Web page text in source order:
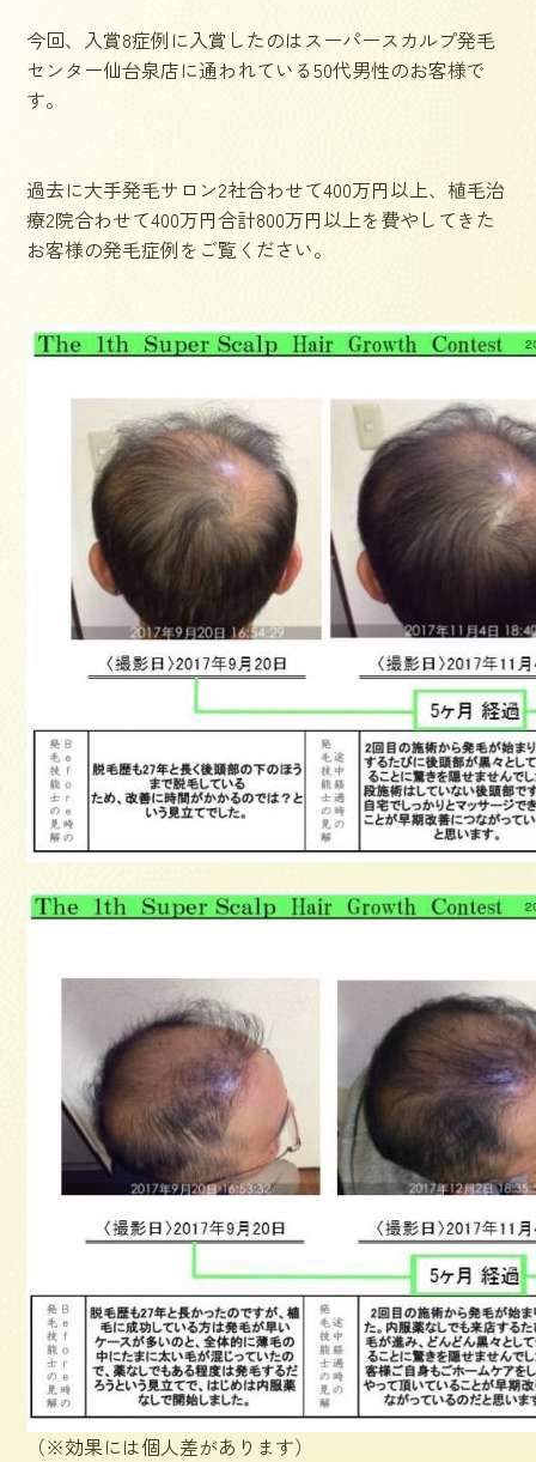
今回、入賞8症例に入賞したのはスーパースカルプ発毛
センター仙台泉店に通われている50代男性のお客様で
す。
過去に大手発毛サロン2社合わせて400万円以上、植毛治
療2院合わせて400万円合計800万円以上を費やしてきた
お客様の発毛症例をご覧ください。
（※効果には個人差があります）